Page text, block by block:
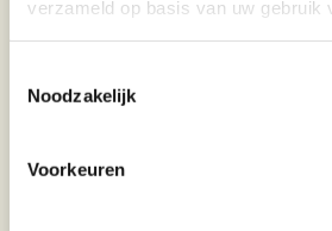
verzameld op basis van uw gebruik
Noodzakelijk
Voorkeuren